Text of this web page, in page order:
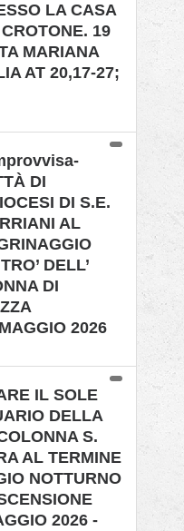
LA CASA
19
MARIANA
AT 20,17-27;
DI
DI S.E.
AL
DELL’
DI
2026
IL SOLE
DELLA
S.
AL TERMINE
NOTTURNO
2026 -